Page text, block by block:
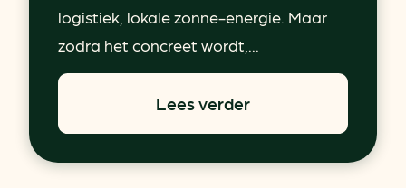
logistiek, lokale zonne-energie. Maar
zodra het concreet wordt,...
Lees verder